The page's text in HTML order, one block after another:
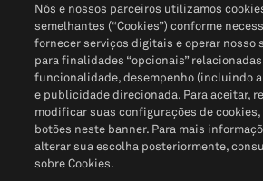
Política de PrivacidadePortal de privacidade do
Não Venda Minhas Informações Pessoais©
Nós e nossos parceiros utilizamos
semelhantes (“Cookies”) conforme
fornecer serviços digitais e operar nosso
para finalidades “opcionais” relacionadas
funcionalidade, desempenho (incluindo
e publicidade direcionada. Para aceitar,
modificar suas configurações de
botões neste banner. Para mais
alterar sua escolha posteriormente,
sobre Cookies.